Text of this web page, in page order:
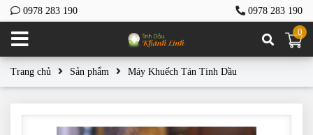
0978 283 190
0978 283 190
0
Trang chủ Sản phẩm Máy Khuếch Tán Tinh Dầu